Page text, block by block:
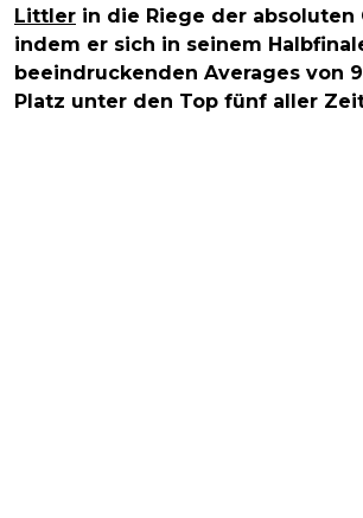
Littler in die Riege der absoluten
indem er sich in seinem
beeindruckenden Averages von
Platz unter den Top fünf aller